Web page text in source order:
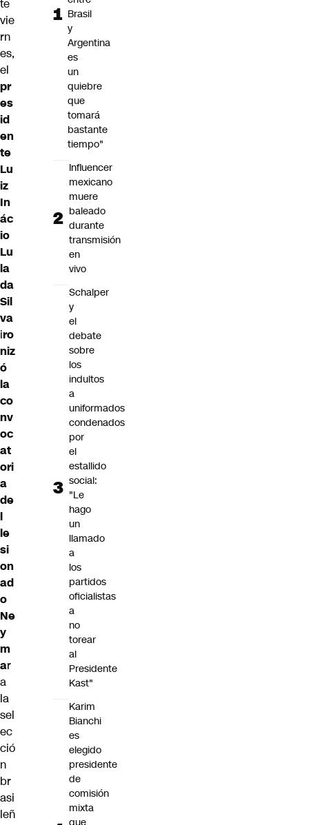
te
vie
rn
es,
el
pr
es
id
en
te
Lu
iz
In
ác
io
Lu
la
da
Sil
va
iro
niz
ó
la
co
nv
oc
at
ori
a
de
l
le
si
on
ad
o
Ne
y
m
ar
a
la
sel
ec
ció
n
br
asi
leñ
Brasil
y
Argentina
es
un
quiebre
que
tomará
bastante
tiempo"
Influencer
mexicano
muere
baleado
durante
transmisión
en
vivo
Schalper
y
el
debate
sobre
los
indultos
a
uniformados
condenados
por
el
estallido
social:
"Le
hago
un
llamado
a
los
partidos
oficialistas
a
no
torear
al
Presidente
Kast"
Karim
Bianchi
es
elegido
presidente
de
comisión
mixta
que